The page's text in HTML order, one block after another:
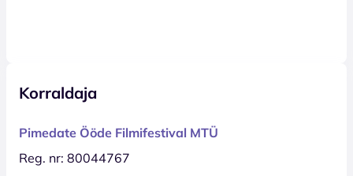
Korraldaja
Pimedate Ööde Filmifestival MTÜ
Reg. nr: 80044767